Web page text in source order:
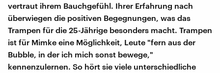
vertraut ihrem Bauchgefühl. Ihrer Erfahrung nach
überwiegen die positiven Begegnungen, was das
Trampen für die 25-Jährige besonders macht. Trampen
ist für Mimke eine Möglichkeit, Leute "fern aus der
Bubble, in der ich mich sonst bewege,"
kennenzulernen. So hört sie viele unterschiedliche